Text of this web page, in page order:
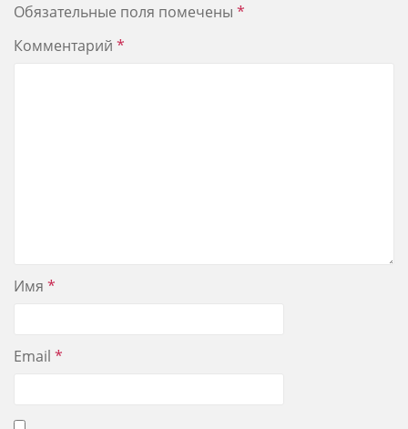
Обязательные поля помечены *
Комментарий *
Имя *
Email *